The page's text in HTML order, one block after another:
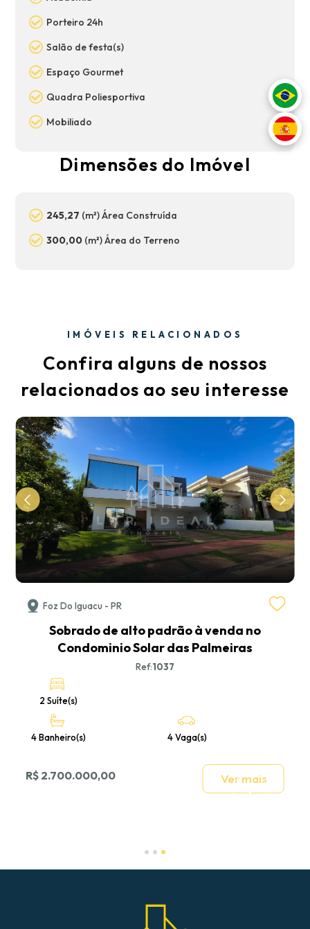
Porteiro 24h
Salão de festa(s)
Espaço Gourmet
Quadra Poliesportiva
Mobiliado
Dimensões do Imóvel
245,27 (m²) Área Construída
300,00 (m²) Área do Terreno
IMÓVEIS RELACIONADOS
Confira alguns de nossos
relacionados ao seu interesse
Foz Do Iguacu - PR
Sobrado de alto padrão à venda no
Condominio Solar das Palmeiras
Ref:1037
2 Suíte(s)
4 Banheiro(s) 4 Vaga(s)
R$ 2.700.000,00 Ver mais